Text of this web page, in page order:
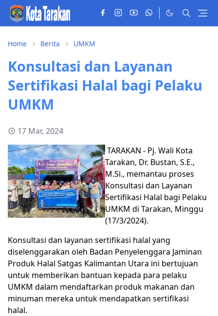
Home Berita UMKM
Konsultasi dan Layanan
Sertifikasi Halal bagi Pelaku
UMKM
17 Mar, 2024
TARAKAN - Pj. Wali Kota
Tarakan, Dr. Bustan, S.E.,
M.Si., memantau proses
Konsultasi dan Layanan
Sertifikasi Halal bagi Pelaku
UMKM di Tarakan, Minggu
(17/3/2024).
Konsultasi dan layanan sertifikasi halal yang
diselenggarakan oleh Badan Penyelenggara Jaminan
Produk Halal Satgas Kalimantan Utara ini bertujuan
untuk memberikan bantuan kepada para pelaku
UMKM dalam mendaftarkan produk makanan dan
minuman mereka untuk mendapatkan sertifikasi
halal.